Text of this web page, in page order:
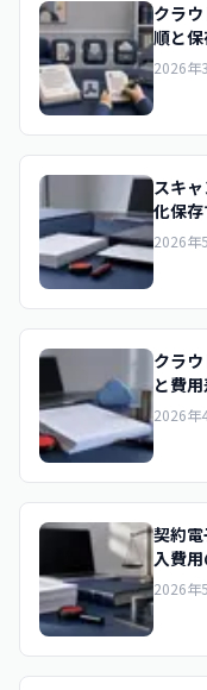
クラ
順と
2026年
スキ
化保
2026年
クラ
と費
2026年
契約
入費
2026年